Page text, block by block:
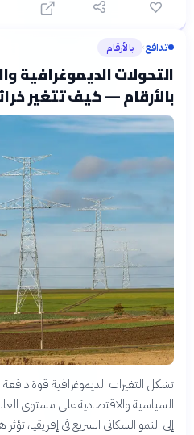
تدافع› بالأرقام
التحولات الديموغرافية
بالأرقام — كيف تتغير
تشكل التغيرات الديموغرافية قوة
السياسية والاقتصادية على مستوى
إلى النمو السكاني السريع في إفريقيا،